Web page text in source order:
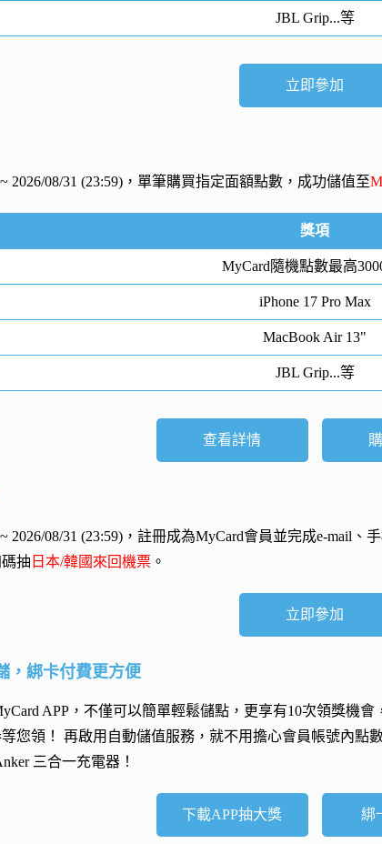
JBL Grip...等
立即參加
~ 2026/08/31 (23:59)，單筆購買指定面額點數，成功儲值至
獎項
MyCard隨機點數最高
iPhone 17 Pro Max
MacBook Air 13"
JBL Grip...等
查看詳情
~ 2026/08/31 (23:59)，註冊成為MyCard會員並完成e-mail、
碼抽 日本/韓國來回機票 。
立即參加
，綁卡付費更方便
APP，不僅可以簡單輕鬆儲點，更享有10次領獎機會
您領！ 再啟用自動儲值服務 ，就不用擔心會員帳號內點
三合一充電器 ！
下載APP抽大獎 綁